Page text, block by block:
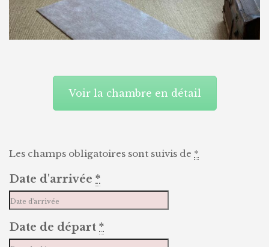
Voir la chambre en détail
Les champs obligatoires sont suivis de *
Date d'arrivée *
Date de départ *